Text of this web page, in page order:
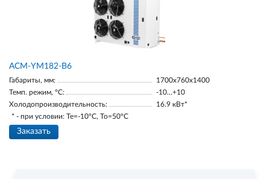
АСМ-YM182-В6
Габариты, мм:
1700х760х1400
Темп. режим, °С:
-10…+10
Холодопроизводительность:
16.9 кВт*
* - при условии: Te=-10ºC, To=50ºC
Заказать